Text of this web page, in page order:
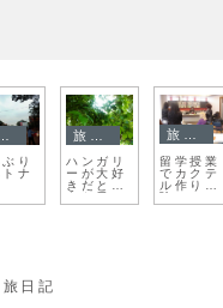
リ
好
思
旅日記
留学授業
でカクテ
ル作り体
験
旅日記
やっぱり
テンショ
ンあがる
タイ！
旅日記